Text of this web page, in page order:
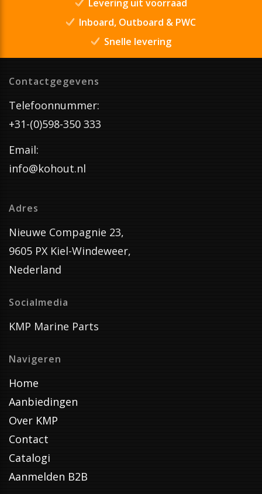
Levering uit voorraad
Inboard, Outboard & PWC
Snelle levering
Contactgegevens
Telefoonnummer:
+31-(0)598-350 333
Email:
info@kohout.nl
Adres
Nieuwe Compagnie 23,
9605 PX Kiel-Windeweer,
Nederland
Socialmedia
KMP Marine Parts
Navigeren
Home
Aanbiedingen
Over KMP
Contact
Catalogi
Aanmelden B2B